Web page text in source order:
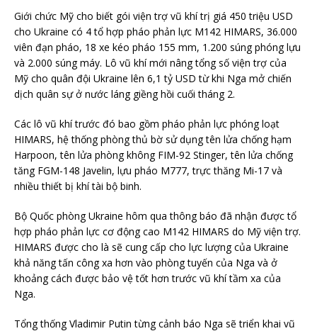
Giới chức Mỹ cho biết gói viện trợ vũ khí trị giá 450 triệu USD
cho Ukraine có 4 tổ hợp pháo phản lực M142 HIMARS, 36.000
viên đạn pháo, 18 xe kéo pháo 155 mm, 1.200 súng phóng lựu
và 2.000 súng máy. Lô vũ khí mới nâng tổng số viện trợ của
Mỹ cho quân đội Ukraine lên 6,1 tỷ USD từ khi Nga mở chiến
dịch quân sự ở nước láng giềng hồi cuối tháng 2.
Các lô vũ khí trước đó bao gồm pháo phản lực phóng loạt
HIMARS, hệ thống phòng thủ bờ sử dụng tên lửa chống hạm
Harpoon, tên lửa phòng không FIM-92 Stinger, tên lửa chống
tăng FGM-148 Javelin, lựu pháo M777, trực thăng Mi-17 và
nhiều thiết bị khí tài bộ binh.
Bộ Quốc phòng Ukraine hôm qua thông báo đã nhận được tổ
hợp pháo phản lực cơ động cao M142 HIMARS do Mỹ viện trợ.
HIMARS được cho là sẽ cung cấp cho lực lượng của Ukraine
khả năng tấn công xa hơn vào phòng tuyến của Nga và ở
khoảng cách được bảo vệ tốt hơn trước vũ khí tầm xa của
Nga.
Tổng thống Vladimir Putin từng cảnh báo Nga sẽ triển khai vũ